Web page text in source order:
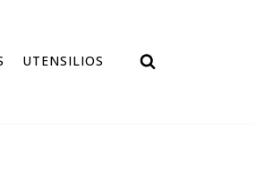
UTENSILIOS